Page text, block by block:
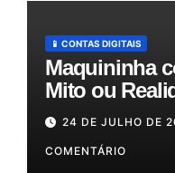
📱 CONTAS DIGITAIS
Maquininha
Mito ou
Melhores
Bolso!
24 DE JULHO DE
COMENTÁRIO